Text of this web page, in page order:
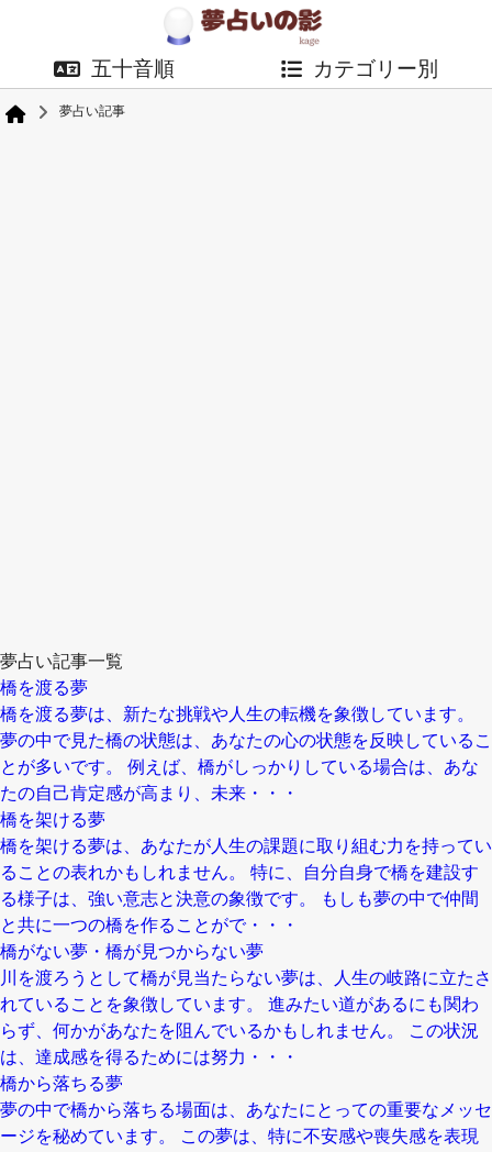
五十音順 カテゴリー別
夢占い記事
夢占い記事一覧
橋を渡る夢
橋を渡る夢は、新たな挑戦や人生の転機を象徴しています。
夢の中で見た橋の状態は、あなたの心の状態を反映しているこ
とが多いです。 例えば、橋がしっかりしている場合は、あな
たの自己肯定感が高まり、未来・・・
橋を架ける夢
橋を架ける夢は、あなたが人生の課題に取り組む力を持ってい
ることの表れかもしれません。 特に、自分自身で橋を建設す
る様子は、強い意志と決意の象徴です。 もしも夢の中で仲間
と共に一つの橋を作ることがで・・・
橋がない夢・橋が見つからない夢
川を渡ろうとして橋が見当たらない夢は、人生の岐路に立たさ
れていることを象徴しています。 進みたい道があるにも関わ
らず、何かがあなたを阻んでいるかもしれません。 この状況
は、達成感を得るためには努力・・・
橋から落ちる夢
夢の中で橋から落ちる場面は、あなたにとっての重要なメッセ
ージを秘めています。 この夢は、特に不安感や喪失感を表現